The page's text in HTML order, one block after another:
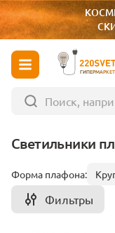
Светильники
Форма плафона:
Фильтры